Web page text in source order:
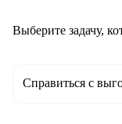
Выберите задачу,
Справиться с